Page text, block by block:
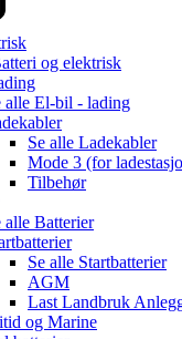
og elektrisk
alle El-bil - lading
Se alle Ladekabler
Mode 3 (for
Tilbehør
alle Batterier
Se alle Startbatterier
AGM
Last Landbruk
og Marine